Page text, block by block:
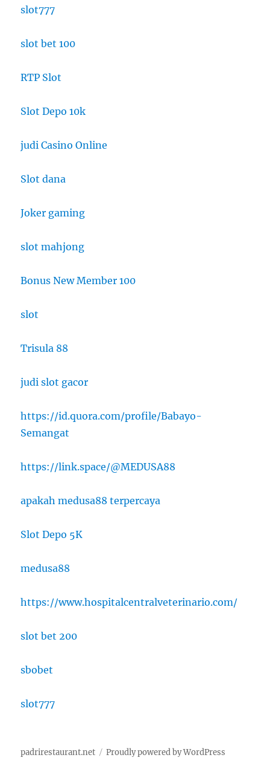
slot777
slot bet 100
RTP Slot
Slot Depo 10k
judi Casino Online
Slot dana
Joker gaming
slot mahjong
Bonus New Member 100
slot
Trisula 88
judi slot gacor
https://id.quora.com/profile/Babayo-
Semangat
https://link.space/@MEDUSA88
apakah medusa88 terpercaya
Slot Depo 5K
medusa88
https://www.hospitalcentralveterinario.com/
slot bet 200
sbobet
slot777
padrirestaurant.net Proudly powered by WordPress